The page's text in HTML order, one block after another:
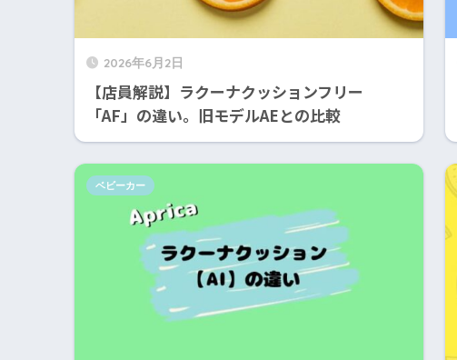
2026年6月2日
【店員解説】ラクーナクッションフリー
「AF」の違い。旧モデルAEとの比較
ベビーカー